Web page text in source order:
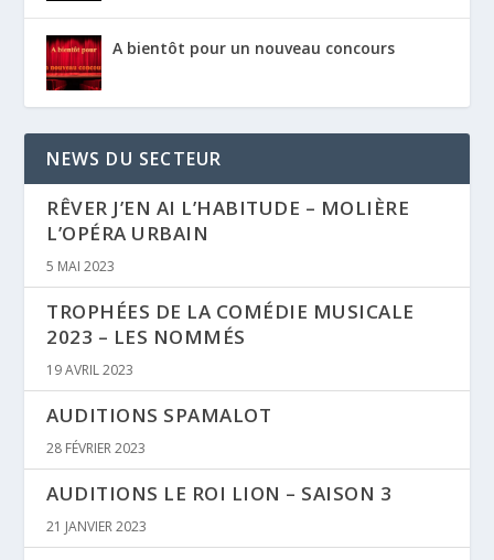
A bientôt pour un nouveau concours
NEWS DU SECTEUR
RÊVER J’EN AI L’HABITUDE – MOLIÈRE
L’OPÉRA URBAIN
5 MAI 2023
TROPHÉES DE LA COMÉDIE MUSICALE
2023 – LES NOMMÉS
19 AVRIL 2023
AUDITIONS SPAMALOT
28 FÉVRIER 2023
AUDITIONS LE ROI LION – SAISON 3
21 JANVIER 2023